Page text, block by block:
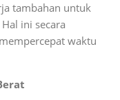
tambahan untuk
ini secara
waktu